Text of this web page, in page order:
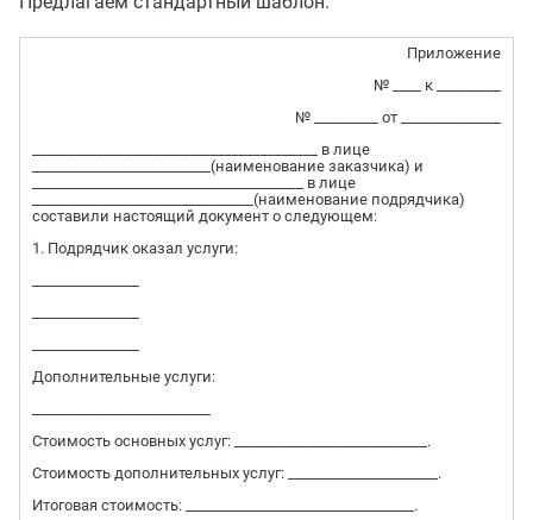
Приложение
№ ____ к _________
№ _________ от ______________
________________________________________ в лице
_________________________(наименование заказчика) и
______________________________________ в лице
_______________________________(наименование подрядчика)
составили настоящий документ о следующем:
1. Подрядчик оказал услуги:
Дополнительные услуги:
Стоимость основных услуг: ___________________________.
Стоимость дополнительных услуг: _____________________.
Итоговая стоимость: ________________________________.